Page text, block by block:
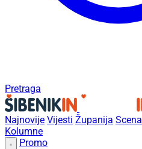
Pretraga
Najnovije Vijesti Županija Scena
Kolumne
Promo